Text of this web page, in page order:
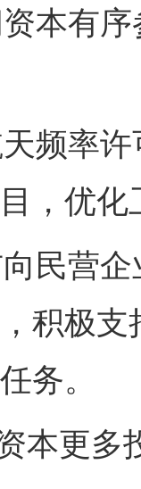
有序
率许
，优
营企
积极
务。
更多
一纸欠
法